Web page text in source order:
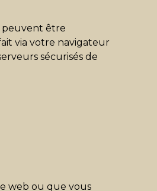
peuvent être
via votre navigateur
sécurisés de
web ou que vous